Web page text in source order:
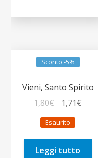
Sconto -5%
Vieni, Santo Spirito
1,80€
prezzo
originale
era:
1,80€.
1,71€
è:
Esaurito
Leggi tutto